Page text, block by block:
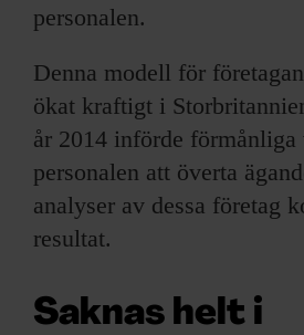
personalen.
Denna modell för
ökat kraftigt i
år 2014 införde
personalen att överta
analyser av dessa företag
resultat.
Saknas helt i